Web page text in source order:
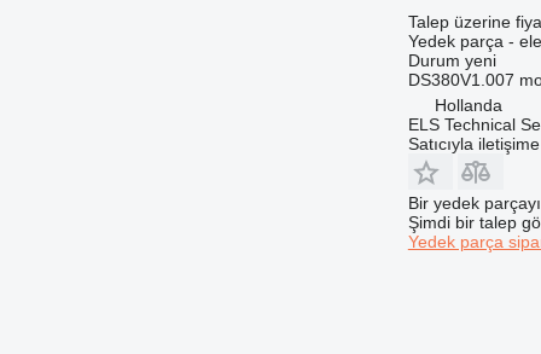
Talep üzerine
Yedek parça -
Durum yeni
DS380V1.007
Hollanda
ELS Technical
Satıcıyla
Bir yedek
Şimdi bir talep
Yedek parça